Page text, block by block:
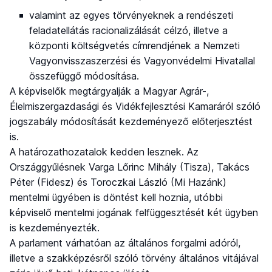
valamint az egyes törvényeknek a rendészeti
feladatellátás racionalizálását célzó, illetve a
központi költségvetés címrendjének a Nemzeti
Vagyonvisszaszerzési és Vagyonvédelmi Hivatallal
összefüggő módosítása.
A képviselők megtárgyalják a Magyar Agrár-,
Élelmiszergazdasági és Vidékfejlesztési Kamaráról szóló
jogszabály módosítását kezdeményező előterjesztést
is.
A határozathozatalok kedden lesznek. Az
Országgyűlésnek Varga Lőrinc Mihály (Tisza), Takács
Péter (Fidesz) és Toroczkai László (Mi Hazánk)
mentelmi ügyében is döntést kell hoznia, utóbbi
képviselő mentelmi jogának felfüggesztését két ügyben
is kezdeményezték.
A parlament várhatóan az általános forgalmi adóról,
illetve a szakképzésről szóló törvény általános vitájával